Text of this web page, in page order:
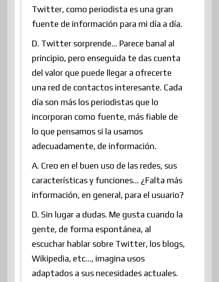
Twitter, como periodista es una gran
fuente de información para mi día a día.
D. Twitter sorprende… Parece banal al
principio, pero enseguida te das cuenta
del valor que puede llegar a ofrecerte
una red de contactos interesante. Cada
día son más los periodistas que lo
incorporan como fuente, más fiable de
lo que pensamos si la usamos
adecuadamente, de información.
A. Creo en el buen uso de las redes, sus
características y funciones… ¿Falta más
información, en general, para el usuario?
D. Sin lugar a dudas. Me gusta cuando la
gente, de forma espontánea, al
escuchar hablar sobre Twitter, los blogs,
Wikipedia, etc…, imagina usos
adaptados a sus necesidades actuales.